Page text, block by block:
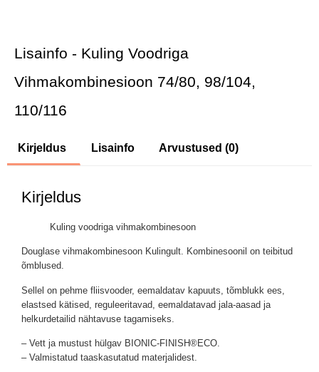
Lisainfo - Kuling Voodriga
Vihmakombinesioon 74/80, 98/104,
110/116
Kirjeldus Lisainfo Arvustused (0)
Kirjeldus
Kuling voodriga vihmakombinesoon
Douglase vihmakombinesoon Kulingult. Kombinesoonil on teibitud
õmblused.
Sellel on pehme fliisvooder, eemaldatav kapuuts, tõmblukk ees,
elastsed kätised, reguleeritavad, eemaldatavad jala-aasad ja
helkurdetailid nähtavuse tagamiseks.
– Vett ja mustust hülgav BIONIC-FINISH®ECO.
– Valmistatud taaskasutatud materjalidest.